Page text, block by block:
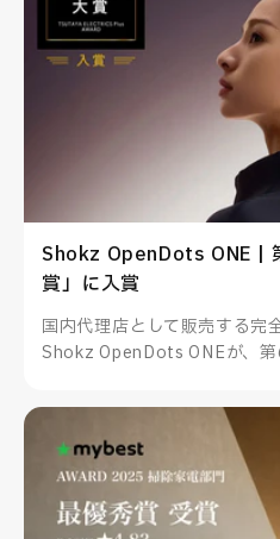
Shokz OpenDots ONE |
賞」に入賞
国内代理店として販売する完
Shokz OpenDots ONEが、